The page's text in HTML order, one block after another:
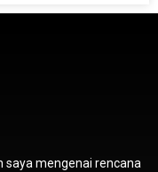
saya mengenai rencana